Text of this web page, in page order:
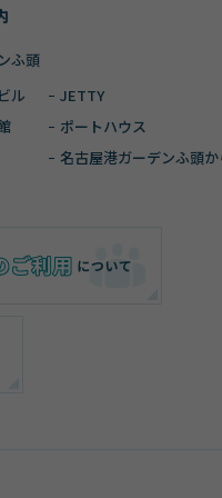
ふ頭
ル
JETTY
ポートハウス
名古屋港ガーデンふ頭